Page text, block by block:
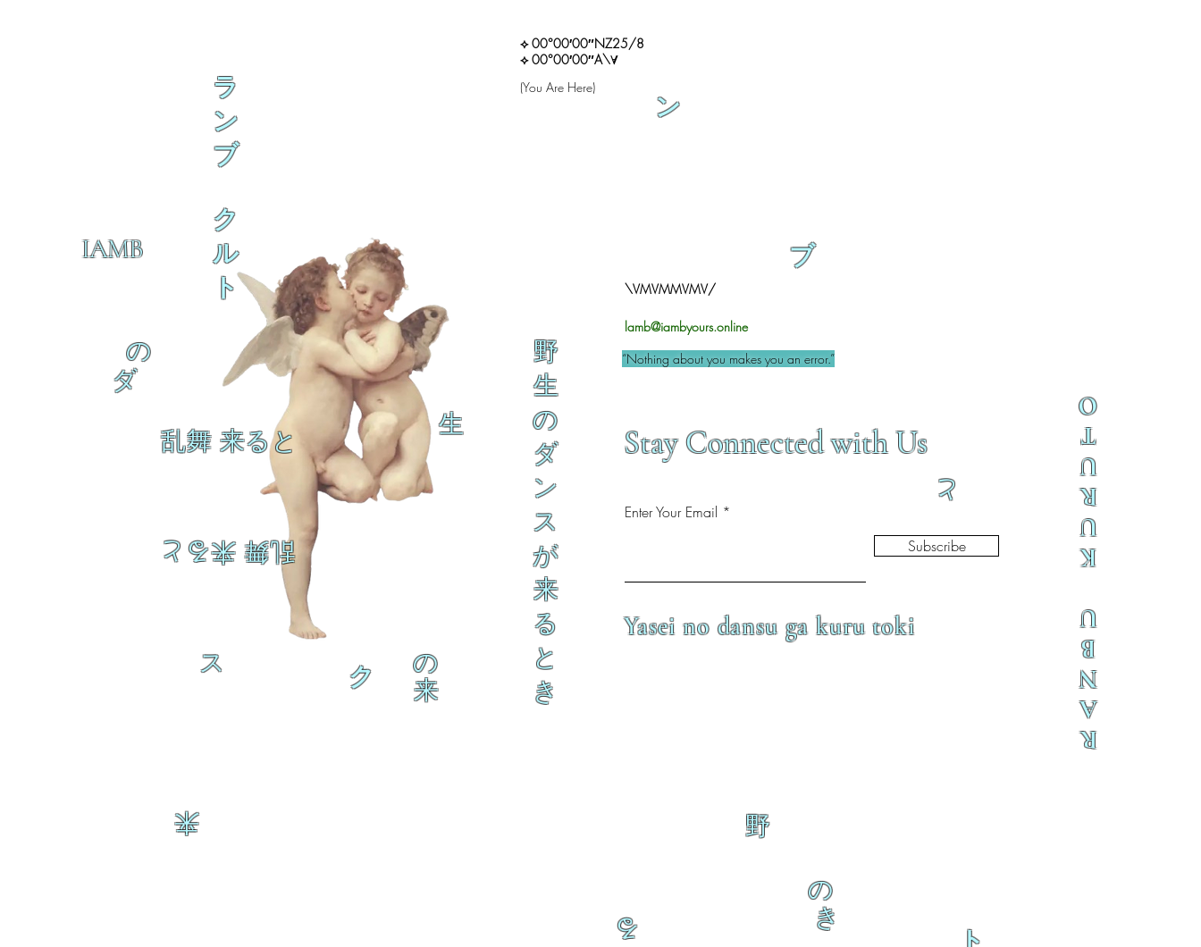
IAMB
乱舞 来ると
乱舞 来ると
ク
生
の
ダ
ス
の
来
来
ブ
\VMVMMVMV/
lamb@iambyours.online
野
生
の
ダ
ン
ス
が
来
る
と
き
“Nothing about you makes you an error.”
Stay Connected with Us
Enter Your Email
と
Subscribe
Yasei no dansu ga kuru toki
R
A
N
B
U
K
U
R
U
T
O
る
野
の
き
ト
ラ
ン
ブ
ク
ル
ト
ン
⟡ 00°00′00″NZ25/8
⟡ 00°00′00″A\∀
(You Are Here)